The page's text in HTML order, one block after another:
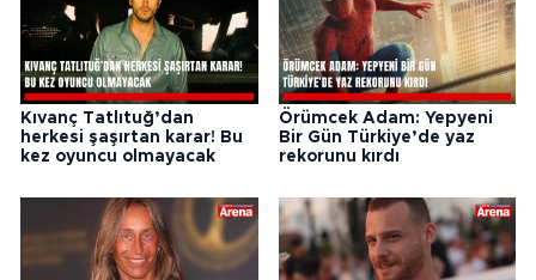
Kıvanç Tatlıtuğ’dan
herkesi şaşırtan karar! Bu
kez oyuncu olmayacak
Örümcek Adam: Yepyeni
Bir Gün Türkiye’de yaz
rekorunu kırdı